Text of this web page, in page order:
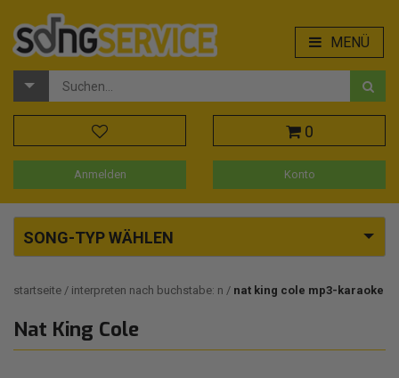
MENÜ
0
Anmelden Konto
SONG-TYP WÄHLEN
startseite interpreten nach buchstabe: n nat king cole mp3-karaoke
Nat King Cole